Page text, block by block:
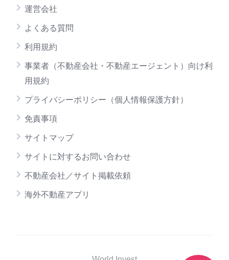
運営会社
よくある質問
利用規約
事業者（不動産会社・不動産エージェント）向け利
用規約
プライバシーポリシー（個人情報保護方針）
免責事項
サイトマップ
サイトに対するお問い合わせ
不動産会社／サイト掲載依頼
海外不動産アプリ